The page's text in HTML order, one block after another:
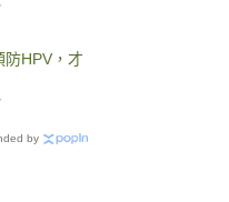
防HPV，才
by